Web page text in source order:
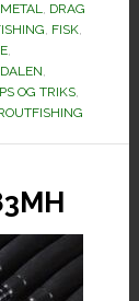
, DRAG
, FISK,
,
,
OG TRIKS,